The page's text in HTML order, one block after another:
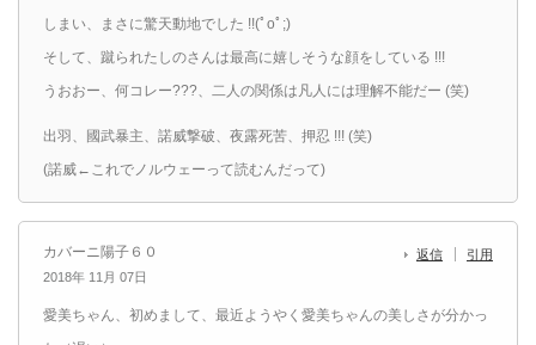
しまい、まさに驚天動地でした !!(ﾟoﾟ;)
そして、蹴られたしのさんは最高に嬉しそうな顔をしている !!!
うおおー、何コレー???、二人の関係は凡人には理解不能だー (笑)
出羽、國武暴主、諾威撃破、夜露死苦、押忍 !!! (笑)
(諾威←これでノルウェーって読むんだって)
カバーニ陽子６０
2018年 11月 07日
返信 引用
愛美ちゃん、初めまして、最近ようやく愛美ちゃんの美しさが分かっ